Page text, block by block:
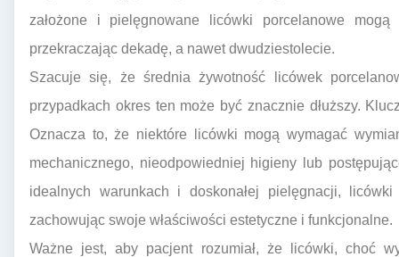
założone i pielęgnowane licówki porcelanowe
przekraczając dekadę, a nawet dwudziestolecie.
Szacuje się, że średnia żywotność licówek
przypadkach okres ten może być znacznie dłuższy.
Oznacza to, że niektóre licówki mogą wymagać
mechanicznego, nieodpowiedniej higieny lub
idealnych warunkach i doskonałej pielęgnacji,
zachowując swoje właściwości estetyczne i funkcjonalne.
Ważne jest, aby pacjent rozumiał, że licówki, choć